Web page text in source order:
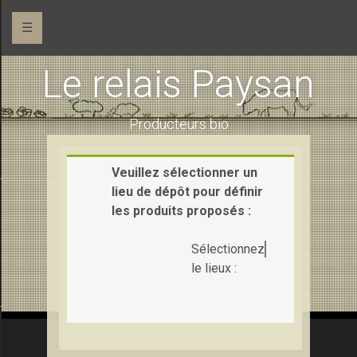
☰
Ferme de la Pihaudaie (pains et gâteaux)
et vache)
Le relais Paysan
Producteurs bio
Veuillez sélectionner un
lieu de dépôt pour définir
les produits proposés :
Sélectionnez
le lieux :